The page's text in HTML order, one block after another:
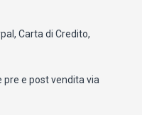
Carta di Credito,
e post vendita via